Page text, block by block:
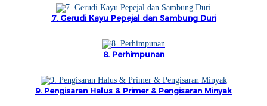
Íslenska
سنڌي
7. Gerudi Kayu Pepejal dan Sambung Duri
8. Perhimpunan
9. Pengisaran Halus & Primer & Pengisaran Minyak